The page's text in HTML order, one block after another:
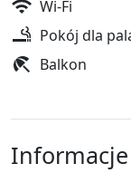
Wi-Fi
Pokój dla
Balkon